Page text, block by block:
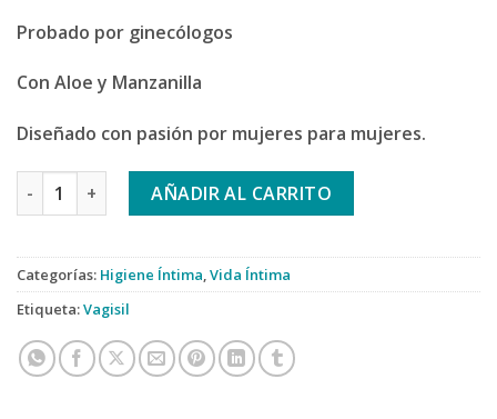
Probado por ginecólogos
Con Aloe y Manzanilla
Diseñado con pasión por mujeres para mujeres.
Vagisil Higiene Íntima Diaria pH Balance 500ml cantidad
AÑADIR AL CARRITO
Categorías: Higiene Íntima,Vida Íntima
Etiqueta:Vagisil